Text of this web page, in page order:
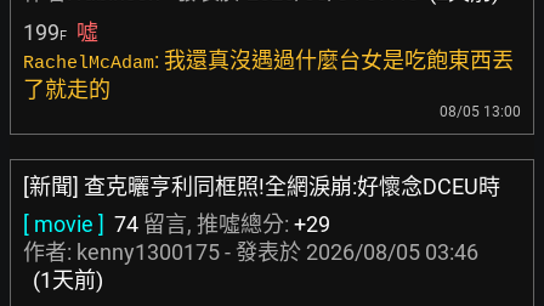
199F 噓
RachelMcAdam: 我還真沒遇過什麼台女是吃飽東西丟
了就走的
08/05 13:00
[新聞] 查克曬亨利同框照!全網淚崩:好懷念DCEU時
[ movie ] 74 留言, 推噓總分: +29
作者: kenny1300175- 發表於 2026/08/05 03:46
(1天前)